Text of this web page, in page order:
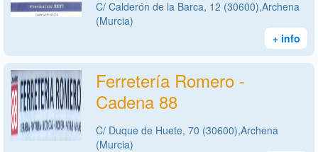
C/ Calderón de la Barca, 12 (30600),Archena
(Murcia)
+ info
Ferretería Romero -
Cadena 88
C/ Duque de Huete, 70 (30600),Archena
(Murcia)